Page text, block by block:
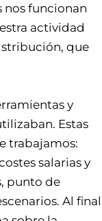
nos funcionan
actividad
que
y
Estas
trabajamos:
salarias y
punto de
Al final